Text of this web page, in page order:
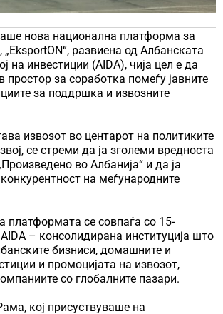
нова национална платформа за
„EksportON“, развиена од Албанската
на инвестиции (AIDA), чија цел е да
за соработка помеѓу јавните
за поддршка и извозните
извозот во центарот на политиките
се стреми да ја зголеми вредноста
во Албанија“ и да ја
на меѓународните
платформата се совпаѓа со 15-
– консолидирана институција што
бизниси, домашните и
и промоцијата на извозот,
со глобалните пазари.
кој присуствуваше на